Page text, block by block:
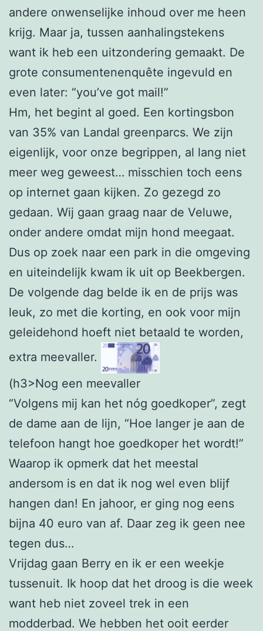
andere onwenselijke inhoud over me heen
krijg. Maar ja, tussen aanhalingstekens
want ik heb een uitzondering gemaakt. De
grote consumentenenquête ingevuld en
even later: “you’ve got mail!”
Hm, het begint al goed. Een kortingsbon
van 35% van Landal greenparcs. We zijn
eigenlijk, voor onze begrippen, al lang niet
meer weg geweest… misschien toch eens
op internet gaan kijken. Zo gezegd zo
gedaan. Wij gaan graag naar de Veluwe,
onder andere omdat mijn hond meegaat.
Dus op zoek naar een park in die omgeving
en uiteindelijk kwam ik uit op Beekbergen.
De volgende dag belde ik en de prijs was
leuk, zo met die korting, en ook voor mijn
geleidehond hoeft niet betaald te worden,
extra meevaller.
(h3>Nog een meevaller
“Volgens mij kan het nóg goedkoper”, zegt
de dame aan de lijn, “Hoe langer je aan de
telefoon hangt hoe goedkoper het wordt!”
Waarop ik opmerk dat het meestal
andersom is en dat ik nog wel even blijf
hangen dan! En jahoor, er ging nog eens
bijna 40 euro van af. Daar zeg ik geen nee
tegen dus…
Vrijdag gaan Berry en ik er een weekje
tussenuit. Ik hoop dat het droog is die week
want heb niet zoveel trek in een
modderbad. We hebben het ooit eerder